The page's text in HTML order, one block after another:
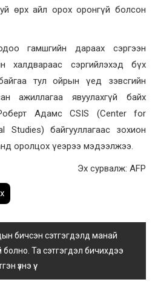
өрх айл орох оронгүй болсон
гамшгийн дараах сэргээн
халдвараас сэргийлэхэд бүх
тул ойрын үед зэвсгийн
ажиллагаа явуулахгүй байх
Адамс CSIS (Center for
Studies) байгууллагаас зохион
оролцох үеэрээ мэдээлжээ.
Эх сурвалж: AFP
бичсэн сэтгэгдэлд манай
болно. Та сэтгэгдэл бичихдээ
үзнэ үү.